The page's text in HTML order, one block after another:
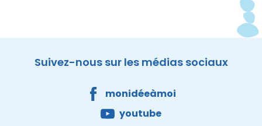
Suivez-nous sur les médias sociaux
monidéeàmoi
youtube